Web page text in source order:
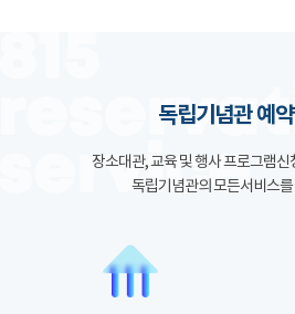
독립기념관 예
장소대관, 교육 및 행사 프로그램신
독립기념관의 모든서비스